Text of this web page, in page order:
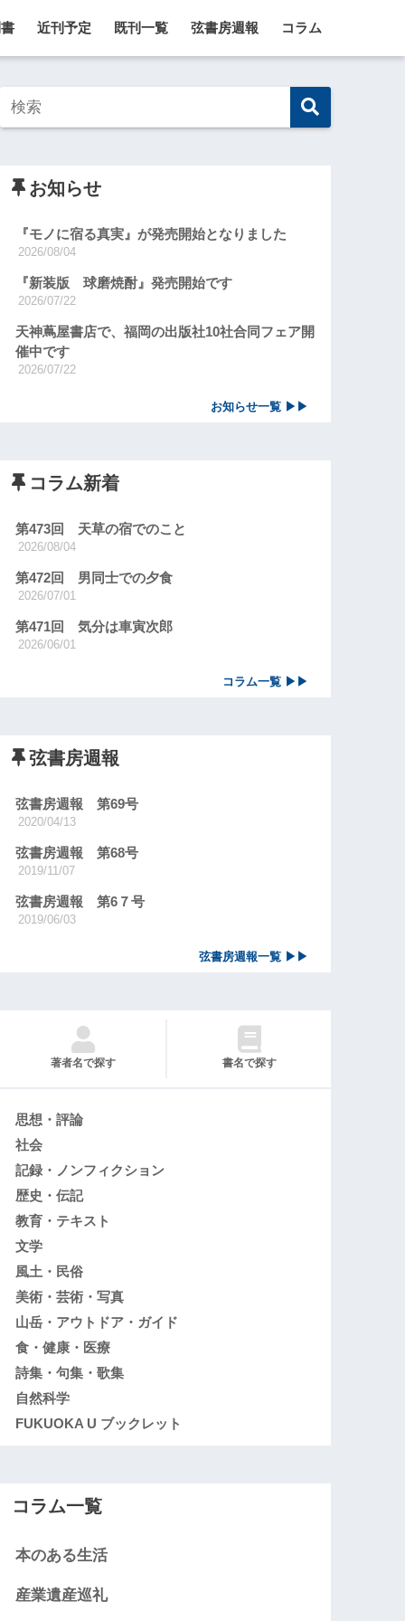
近刊予定 既刊一覧 弦書房週報 コラム
お知らせ
『モノに宿る真実』が発売開始となりました
2026/08/04
『新装版 球磨焼酎』発売開始です
2026/07/22
天神蔦屋書店で、福岡の出版社10社合同フェア開
催中です
2026/07/22
お知らせ一覧 ▶▶
コラム新着
第473回 天草の宿でのこと
2026/08/04
第472回 男同士での夕食
2026/07/01
第471回 気分は車寅次郎
2026/06/01
コラム一覧 ▶▶
弦書房週報
弦書房週報 第69号
2020/04/13
弦書房週報 第68号
2019/11/07
弦書房週報 第6７号
2019/06/03
弦書房週報一覧 ▶▶
著者名で探す 書名で探す
思想・評論
社会
記録・ノンフィクション
歴史・伝記
教育・テキスト
文学
風土・民俗
美術・芸術・写真
山岳・アウトドア・ガイド
食・健康・医療
詩集・句集・歌集
自然科学
FUKUOKA U ブックレット
コラム一覧
本のある生活
産業遺産巡礼